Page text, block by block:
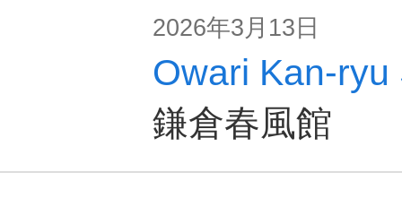
2026年3月13日
Owari Kan-ryu
鎌倉春風館